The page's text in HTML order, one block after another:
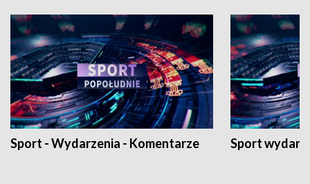
Sport - Wydarzenia - Komentarze Sport